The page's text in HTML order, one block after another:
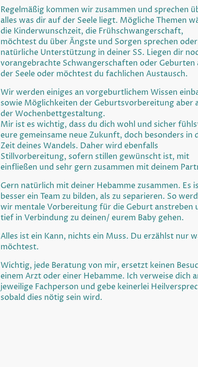
Regelmäßig kommen wir zusammen und sprechen
alles was dir auf der Seele liegt. Mögliche Themen
die Kinderwunschzeit, die Frühschwangerschaft,
möchtest du über Ängste und Sorgen sprechen
natürliche Unterstützung in deiner SS. Liegen dir
vorangebrachte Schwangerschaften oder Geburten
der Seele oder möchtest du fachlichen Austausch.
Wir werden einiges an vorgeburtlichem Wissen
sowie Möglichkeiten der Geburtsvorbereitung aber
der Wochenbettgestaltung.
Mir ist es wichtig, dass du dich wohl und sicher
eure gemeinsame neue Zukunft, doch besonders in
Zeit deines Wandels. Daher wird ebenfalls
Stillvorbereitung, sofern stillen gewünscht ist, mit
einfließen und sehr gern zusammen mit deinem
Gern natürlich mit deiner Hebamme zusammen. Es
besser ein Team zu bilden, als zu separieren. So
wir mentale Vorbereitung für die Geburt anstreben
tief in Verbindung zu deinen/ eurem Baby gehen.
Alles ist ein Kann, nichts ein Muss. Du erzählst nur
möchtest.
Wichtig, jede Beratung von mir, ersetzt keinen
einem Arzt oder einer Hebamme. Ich verweise dich
jeweilige Fachperson und gebe keinerlei
sobald dies nötig sein wird.